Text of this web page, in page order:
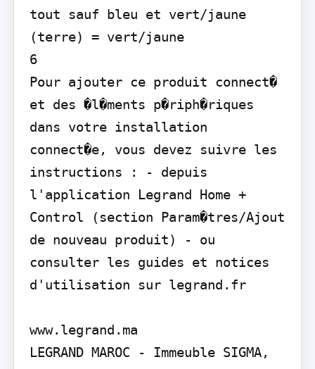
tout sauf bleu et vert/jaune
(terre) = vert/jaune
6
Pour ajouter ce produit connect�
et des �l�ments p�riph�riques
dans votre installation
connect�e, vous devez suivre les
instructions : - depuis
l'application Legrand Home +
Control (section Param�tres/Ajout
de nouveau produit) - ou
consulter les guides et notices
d'utilisation sur legrand.fr
www.legrand.ma
LEGRAND MAROC - Immeuble SIGMA,